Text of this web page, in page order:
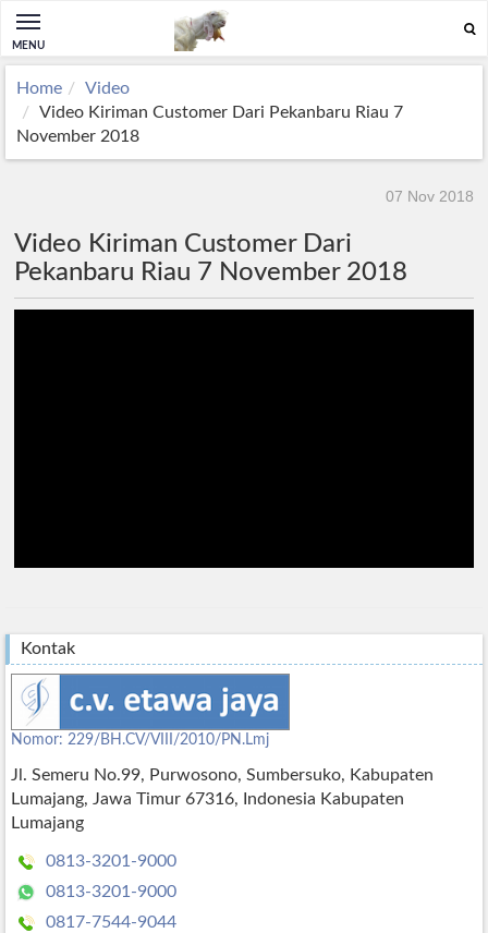
MENU
Home
Video
Video Kiriman Customer Dari Pekanbaru Riau 7
November 2018
07 Nov 2018
Video Kiriman Customer Dari
Pekanbaru Riau 7 November 2018
Kontak
Nomor: 229/BH.CV/VIII/2010/PN.Lmj
Jl. Semeru No.99, Purwosono, Sumbersuko, Kabupaten
Lumajang, Jawa Timur 67316, Indonesia Kabupaten
Lumajang
0813-3201-9000
0813-3201-9000
0817-7544-9044